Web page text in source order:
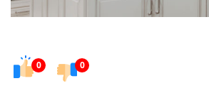
0 0